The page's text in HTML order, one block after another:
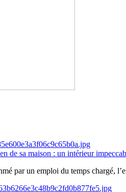
de sa maison : un intérieur
par un emploi du temps chargé,